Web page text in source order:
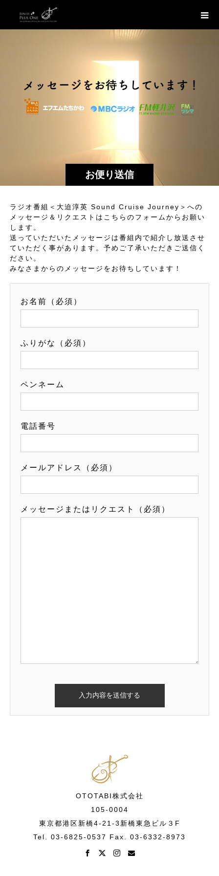
お便り送信
ラジオ番組＜大迫淳英 Sound Cruise Journey＞への
メッセージ＆リクエストはこちらのフォームからお願い
します。
送っていただいたメッセージは番組内で紹介し放送させ
ていただく事があります。予めご了承いただきご送信く
ださい。
みなさまからのメッセージをお待ちしています！
お名前（必須）
ふりがな（必須）
ペンネーム
電話番号
メールアドレス（必須）
メッセージまたはリクエスト（必須）
OTOTABI株式会社
105-0004
東京都港区新橋4-21-3新橋東急ビル３F
Tel. 03-6825-0537 Fax. 03-6332-8973